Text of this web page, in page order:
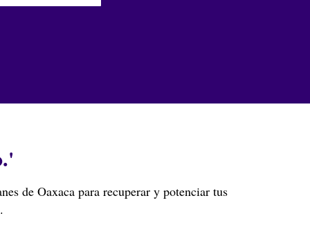
de Oaxaca para recuperar y potenciar tus